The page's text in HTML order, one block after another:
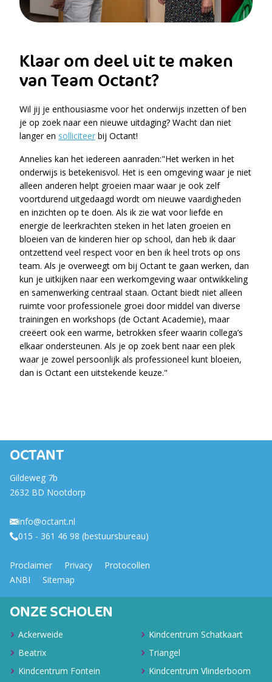
Klaar om deel uit te maken
van Team Octant?
Wil jij je enthousiasme voor het onderwijs inzetten of ben
je op zoek naar een nieuwe uitdaging? Wacht dan niet
langer en solliciteer bij Octant!
Annelies kan het iedereen aanraden:"Het werken in het
onderwijs is betekenisvol. Het is een omgeving waar je niet
alleen anderen helpt groeien maar waar je ook zelf
voortdurend uitgedaagd wordt om nieuwe vaardigheden
en inzichten op te doen. Als ik zie wat voor liefde en
energie de leerkrachten steken in het laten groeien en
bloeien van de kinderen hier op school, dan heb ik daar
ontzettend veel respect voor en ben ik heel trots op ons
team. Als je overweegt om bij Octant te gaan werken, dan
kun je uitkijken naar een werkomgeving waar ontwikkeling
en samenwerking centraal staan. Octant biedt niet alleen
ruimte voor professionele groei door middel van diverse
trainingen en workshops (de Octant Academie), maar
creëert ook een warme, betrokken sfeer waarin collega’s
elkaar ondersteunen. Als je op zoek bent naar een plek
waar je zowel persoonlijk als professioneel kunt bloeien,
dan is Octant een uitstekende keuze."
OCTANT
Gildeweg 7b
2632 BD Nootdorp
info@octant.nl
015 - 361 46 98 (bestuursbureau)
Proclaimer Privacy
Protocollen
ANBI
Sitemap
ONZE SCHOLEN
Ackerweide
Beatrix
Kindcentrum Fontein
Kindcentrum Schatkaart
Triangel
Kindcentrum Vlinderboom